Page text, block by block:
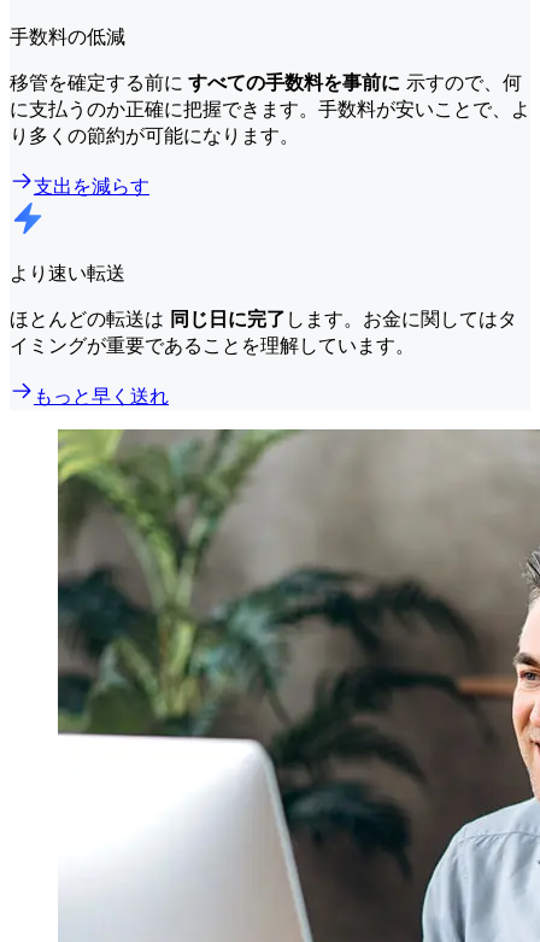
手数料の低減
移管を確定する前に すべての手数料を事前に 示すので、何
に支払うのか正確に把握できます。手数料が安いことで、よ
り多くの節約が可能になります。
支出を減らす
より速い転送
ほとんどの転送は 同じ日に完了 します。お金に関してはタ
イミングが重要であることを理解しています。
もっと早く送れ